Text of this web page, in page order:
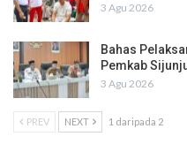
3 Agu 2026
Bahas
Pemkab
3 Agu 2026
PREV NEXT 1 daripada 2